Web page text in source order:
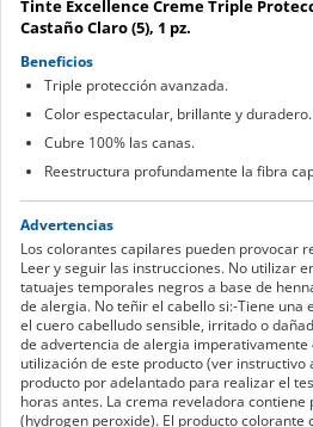
Tinte Excellence Creme Triple
Castaño Claro (5), 1 pz.
Beneficios
Triple protección avanzada.
Color espectacular, brillante y duradero.
Cubre 100% las canas.
Reestructura profundamente la fibra
Advertencias
Los colorantes capilares pueden provocar
Leer y seguir las instrucciones. No utilizar
tatuajes temporales negros a base de
de alergia. No teñir el cabello si:-Tiene una
el cuero cabelludo sensible, irritado o
de advertencia de alergia imperativamente
utilización de este producto (ver instructivo
producto por adelantado para realizar el
horas antes. La crema reveladora
(hydrogen peroxide). El producto colorante